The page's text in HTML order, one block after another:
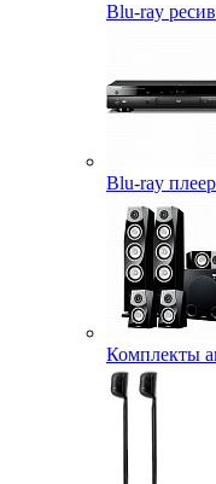
Blu-ray
Blu-ray
Комплекты